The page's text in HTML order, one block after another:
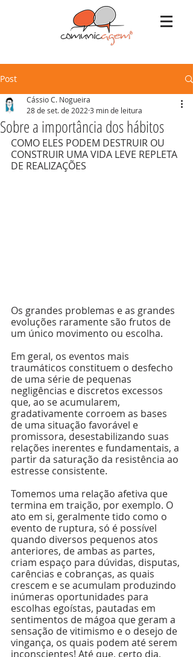
Post
Sobre a importância dos hábitos
Cássio C. Nogueira
28 de set. de 2022 3 min de leitura
COMO ELES PODEM DESTRUIR OU
CONSTRUIR UMA VIDA LEVE REPLETA
DE REALIZAÇÕES
Os grandes problemas e as grandes
evoluções raramente são frutos de
um único movimento ou escolha.
Em geral, os eventos mais
traumáticos constituem o desfecho
de uma série de pequenas
negligências e discretos excessos
que, ao se acumularem,
gradativamente corroem as bases
de uma situação favorável e
promissora, desestabilizando suas
relações inerentes e fundamentais, a
partir da saturação da resistência ao
estresse consistente.
Tomemos uma relação afetiva que
termina em traição, por exemplo. O
ato em si, geralmente tido como o
evento de ruptura, só é possível
quando diversos pequenos atos
anteriores, de ambas as partes,
criam espaço para dúvidas, disputas,
carências e cobranças, as quais
crescem e se acumulam produzindo
inúmeras oportunidades para
escolhas egoístas, pautadas em
sentimentos de mágoa que geram a
sensação de vitimismo e o desejo de
vingança, os quais podem até serem
inconscientes! Até que, certo dia,